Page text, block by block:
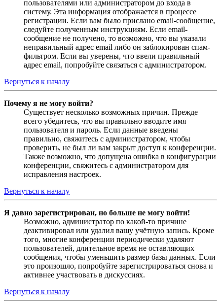
пользователями или администратором до входа в
систему. Эта информация отображается в процессе
регистрации. Если вам было прислано email-сообщение,
следуйте полученным инструкциям. Если email-
сообщение не получено, то возможно, что вы указали
неправильный адрес email либо он заблокирован спам-
фильтром. Если вы уверены, что ввели правильный
адрес email, попробуйте связаться с администратором.
Вернуться к началу
Почему я не могу войти?
Существует несколько возможных причин. Прежде
всего убедитесь, что вы правильно вводите имя
пользователя и пароль. Если данные введены
правильно, свяжитесь с администратором, чтобы
проверить, не был ли вам закрыт доступ к конференции.
Также возможно, что допущена ошибка в конфигурации
конференции, свяжитесь с администратором для
исправления настроек.
Вернуться к началу
Я давно зарегистрирован, но больше не могу войти!
Возможно, администратор по какой-то причине
деактивировал или удалил вашу учётную запись. Кроме
того, многие конференции периодически удаляют
пользователей, длительное время не оставляющих
сообщения, чтобы уменьшить размер базы данных. Если
это произошло, попробуйте зарегистрироваться снова и
активнее участвовать в дискуссиях.
Вернуться к началу